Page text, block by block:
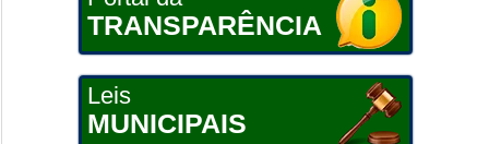
TRANSPARÊNCIA
Leis
MUNICIPAIS